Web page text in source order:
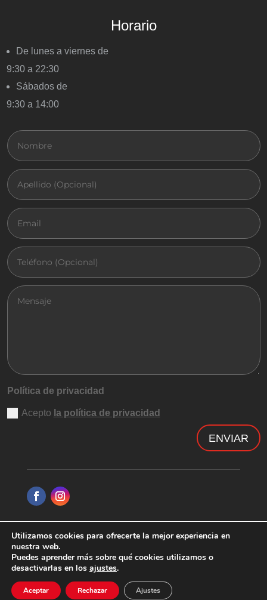
Horario
De lunes a viernes de
9:30 a 22:30
Sábados de
9:30 a 14:00
Política de privacidad
Acepto la política de privacidad
ENVIAR
Política de privacidad|Aviso legal
Box Anteus 2020 ©Todos los derechos reservados
Utilizamos cookies para ofrecerte la mejor experiencia en
nuestra web.
Puedes aprender más sobre qué cookies utilizamos o
desactivarlas en los ajustes.
Aceptar Rechazar Ajustes